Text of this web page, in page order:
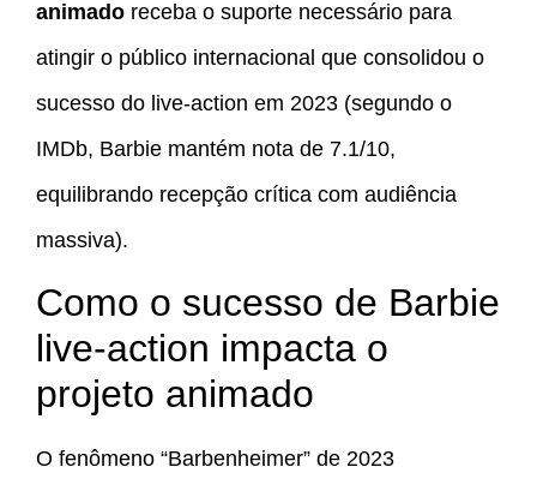
animado receba o suporte necessário para
atingir o público internacional que consolidou o
sucesso do live-action em 2023 (segundo o
IMDb, Barbie mantém nota de 7.1/10,
equilibrando recepção crítica com audiência
massiva).
Como o sucesso de Barbie
live-action impacta o
projeto animado
O fenômeno “Barbenheimer” de 2023